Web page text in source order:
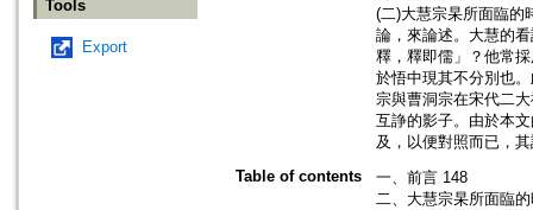
Tools
Export
(二)大慧宗杲所面臨的
論，來論述。大慧的
釋，釋即儒」？他常
於悟中現其不分別也
宗與曹洞宗在宋代二
互諍的影子。由於本
及，以便對照而已，
Table of contents
一、前言 148
二、大慧宗杲所面臨